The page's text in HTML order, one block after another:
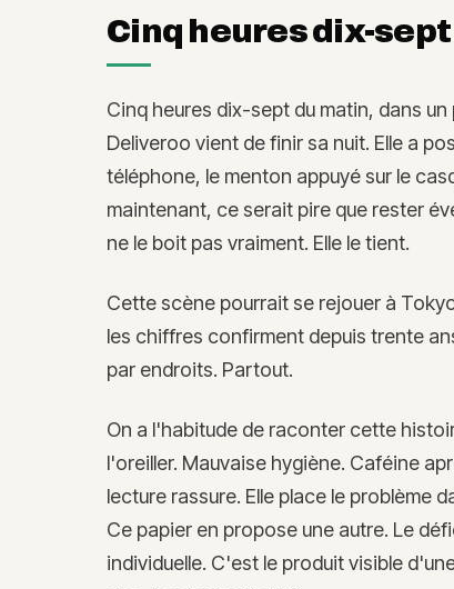
Cinq heures dix-
Cinq heures dix-sept du matin, dans
Deliveroo vient de finir sa nuit. Elle a
téléphone, le menton appuyé sur le
maintenant, ce serait pire que rester
ne le boit pas vraiment. Elle le tient.
Cette scène pourrait se rejouer à
les chiffres confirment depuis trente
par endroits. Partout.
On a l'habitude de raconter cette
l'oreiller. Mauvaise hygiène. Caféine
lecture rassure. Elle place le problème
Ce papier en propose une autre. Le
individuelle. C'est le produit visible